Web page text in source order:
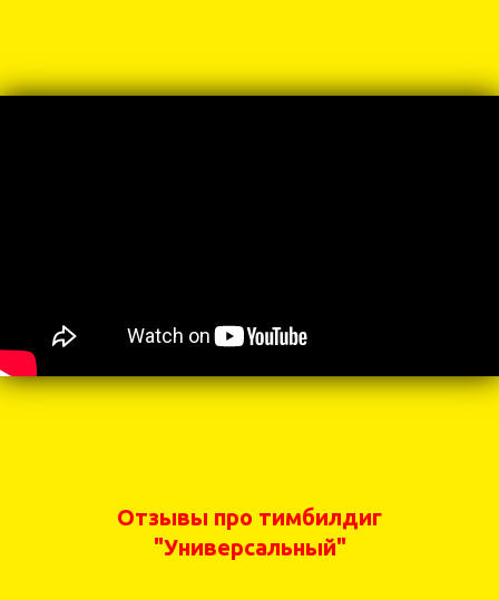
Отзывы про тимбилдиг
"Универсальный"